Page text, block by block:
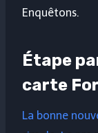
Enquêtons.
Étape
carte
La bonne